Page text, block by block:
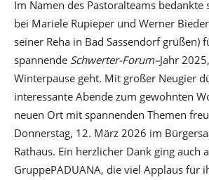
Im Namen des Pastoralteams bedankte
bei Mariele Rupieper und Werner
seiner Reha in Bad Sassendorf grüßen)
spannende Schwerter-Forum–Jahr
Winterpause geht. Mit großer Neugier
interessante Abende zum gewohnten
neuen Ort mit spannenden Themen
Donnerstag, 12. März 2026 im
Rathaus. Ein herzlicher Dank ging auch
GruppePADUANA, die viel Applaus für